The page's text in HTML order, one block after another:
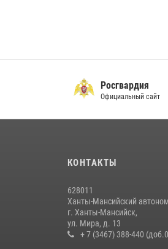
Росгвардия
Официальный сайт
КОНТАКТЫ
628011
Ханты-Мансийский
г. Ханты-Мансийск,
ул. Мира, д. 13
+ 7 (3467) 388-440